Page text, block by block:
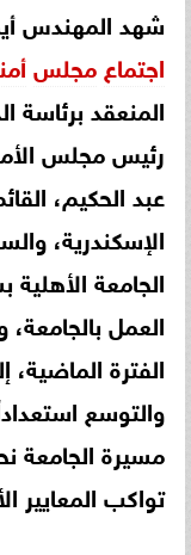
شهد المهندس
اجتماعمجلس
المنعقد برئاسة
رئيس مجلس
عبد الحكيم،
الإسكندرية،
الجامعة
العمل
الفترة
والتوسع
مسيرة الجامعة
تواكب المعايير